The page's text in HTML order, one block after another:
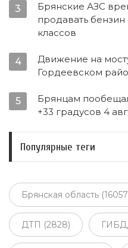
3
Брянские АЗС
продавать бензин
классов
4
Движение на
Гордеевском
5
Брянцам
+33 градусов 4
Популярные теги
Брянская область
ДТП (2828)